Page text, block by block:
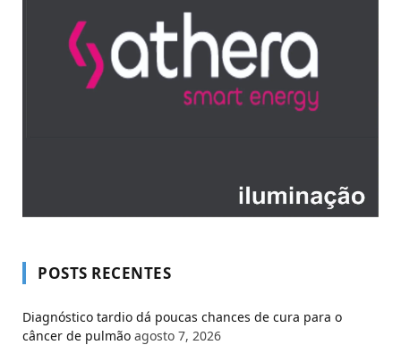
POSTS RECENTES
Diagnóstico tardio dá poucas chances de cura para o
câncer de pulmão agosto 7, 2026